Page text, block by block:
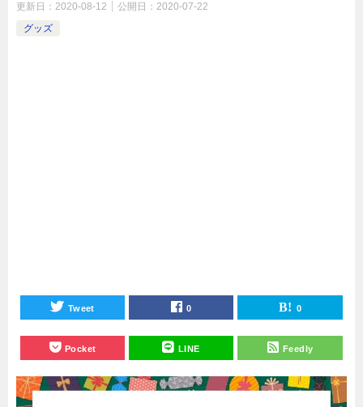
更新日： 2020-08-12 公開日： 2020-07-22
グッズ
Tweet 0 0
Pocket LINE Feedly